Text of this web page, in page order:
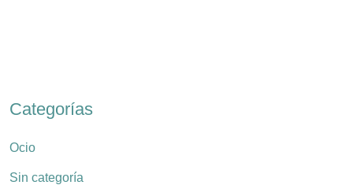
Categorías
Ocio
Sin categoría